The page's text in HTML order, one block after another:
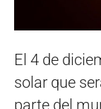
El 4 de
solar que
parte del